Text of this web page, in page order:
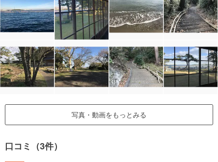
写真・動画をもっとみる
口コミ（3件）